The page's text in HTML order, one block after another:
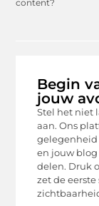
content?
Begin
jouw
Stel het niet
aan. Ons
en jouw
delen. Druk
zet de